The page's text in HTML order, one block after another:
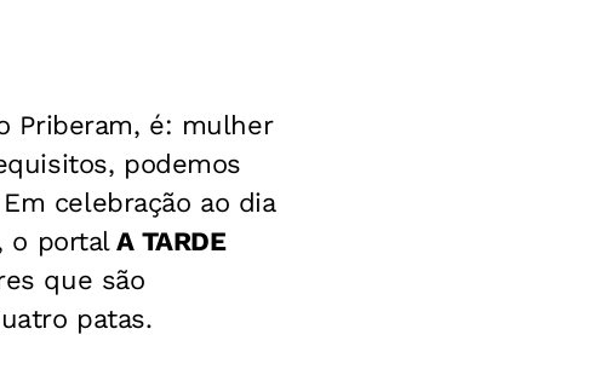
Priberam, é: mulher
podemos
celebração ao dia
o portalA TARDE
que são
patas.